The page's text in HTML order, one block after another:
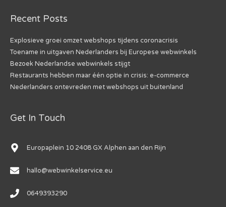
Recent Posts
Explosieve groei omzet webshops tijdens coronacrisis
Toename in uitgaven Nederlanders bij Europese webwinkels
Bezoek Nederlandse webwinkels stijgt
Restaurants hebben maar één optie in crisis: e-commerce
Nederlanders ontevreden met webshops uit buitenland
Get In Touch
Europaplein 10 2408 GX Alphen aan den Rijn
hallo@webwinkelservice.eu
0649393290